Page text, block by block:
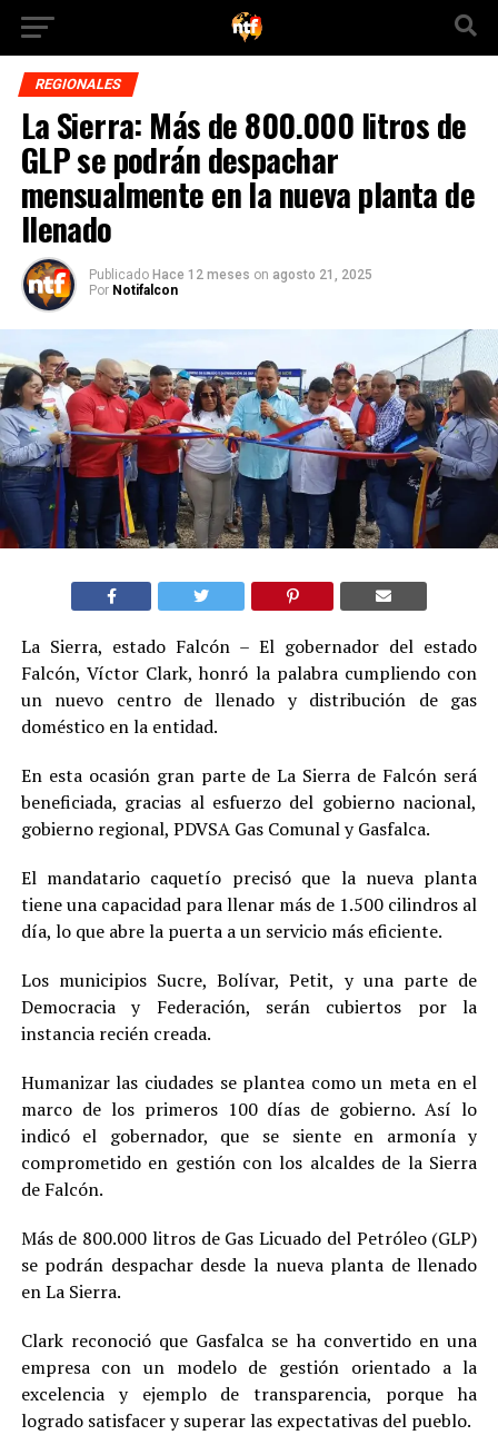
REGIONALES
La Sierra: Más de 800.000 litros de
GLP se podrán despachar
mensualmente en la nueva planta de
llenado
Publicado Hace 12 meses on agosto 21, 2025
Por Notifalcon
La Sierra, estado Falcón – El gobernador del estado
Falcón, Víctor Clark, honró la palabra cumpliendo con
un nuevo centro de llenado y distribución de gas
doméstico en la entidad.
En esta ocasión gran parte de La Sierra de Falcón será
beneficiada, gracias al esfuerzo del gobierno nacional,
gobierno regional, PDVSA Gas Comunal y Gasfalca.
El mandatario caquetío precisó que la nueva planta
tiene una capacidad para llenar más de 1.500 cilindros al
día, lo que abre la puerta a un servicio más eficiente.
Los municipios Sucre, Bolívar, Petit, y una parte de
Democracia y Federación, serán cubiertos por la
instancia recién creada.
Humanizar las ciudades se plantea como un meta en el
marco de los primeros 100 días de gobierno. Así lo
indicó el gobernador, que se siente en armonía y
comprometido en gestión con los alcaldes de la Sierra
de Falcón.
Más de 800.000 litros de Gas Licuado del Petróleo (GLP)
se podrán despachar desde la nueva planta de llenado
en La Sierra.
Clark reconoció que Gasfalca se ha convertido en una
empresa con un modelo de gestión orientado a la
excelencia y ejemplo de transparencia, porque ha
logrado satisfacer y superar las expectativas del pueblo.